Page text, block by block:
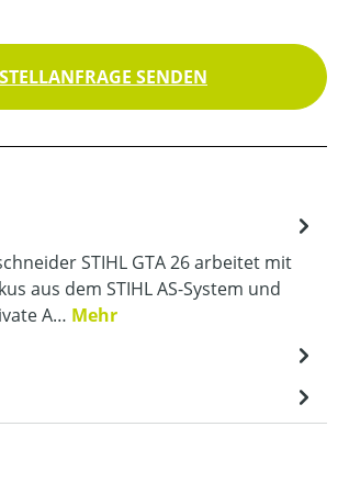
SENDEN
STIHL GTA 26 arbeitet mit
aus dem STIHL AS-System und
A… Mehr